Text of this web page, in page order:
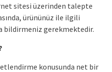
sitesi üzerinden talepte
ürününüz ile ilgili
bildirmeniz gerekmektedir.
konusunda net bir